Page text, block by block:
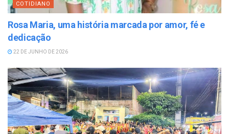
COTIDIANO
Rosa Maria, uma história marcada por amor, fé e
dedicação
22 DE JUNHO DE 2026